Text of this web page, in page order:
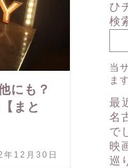
にも？
まと
年12月30日
ひ
検
当
ま
最
名
で
映
巡